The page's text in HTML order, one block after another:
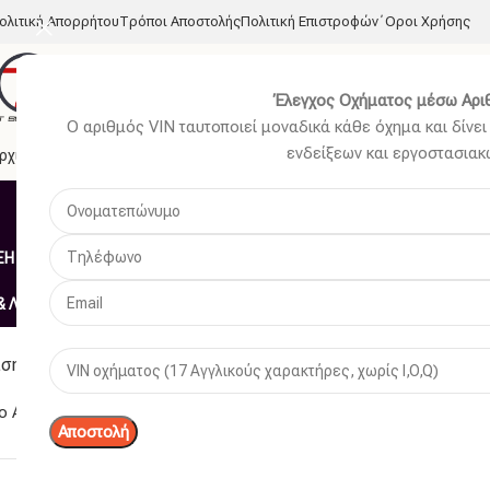
Έλεγχος Οχήματος μέσω
Ο αριθμός VIN ταυτοποιεί μοναδικά κάθε όχημα και
ενδείξεων και
ΑπορρήτουΤρόποι ΑποστολήςΠολιτική Επιστροφών΄Οροι Χρήσης
Επικοινωνία
– ΜΠΟΥΖΊΑΜΆΞΩΜΑ ΕΊΔΗ ΦΑΝΟΠΟΙΊΑΣ
ΛΆΣΤΙΧΑΗΛΕΚΤΡΙΚΆ – ΗΛΕΚΤΡΟΝΙΚΆ
Ανταλλακτικού
After Market 3